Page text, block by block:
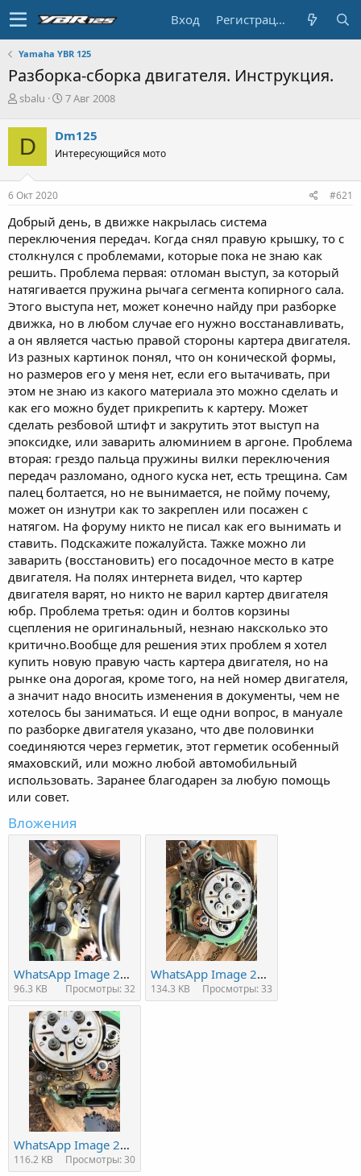
Вход Регистрация
Yamaha YBR 125
Разборка-сборка двигателя. Инструкция.
А
т
о
р
т
е
м
sbalu
Д
а
н
ч
а
7 Авг 2008
D Dm125
Интересующийся мото
6 Окт 2020 #621
Добрый день, в движке накрылась система
переключения передач. Когда снял правую крышку, то с
столкнулся с проблемами, которые пока не знаю как
решить. Проблема первая: отломан выступ, за который
натягивается пружина рычага сегмента копирного сала.
Этого выступа нет, может конечно найду при разборке
движка, но в любом случае его нужно восстанавливать,
а он является частью правой стороны картера двигателя.
Из разных картинок понял, что он конической формы,
но размеров его у меня нет, если его вытачивать, при
этом не знаю из какого материала это можно сделать и
как его можно будет прикрепить к картеру. Может
сделать резбовой штифт и закрутить этот выступ на
эпоксидке, или заварить алюминием в аргоне. Проблема
вторая: грездо пальца пружины вилки переключения
передач разломано, одного куска нет, есть трещина. Сам
палец болтается, но не вынимается, не пойму почему,
может он изнутри как то закреплен или посажен с
натягом. На форуму никто не писал как его вынимать и
ставить. Подскажите пожалуйста. Тажке можно ли
заварить (восстановить) его посадочное место в катре
двигателя. На полях интернета видел, что картер
двигателя варят, но никто не варил картер двигателя
юбр. Проблема третья: один и болтов корзины
сцепления не оригинальный, незнаю наксколько это
критично.Вообще для решения этих проблем я хотел
купить новую правую часть картера двигателя, но на
рынке она дорогая, кроме того, на ней номер двигателя,
а значит надо вносить изменения в документы, чем не
хотелось бы заниматься. И еще одни вопрос, в мануале
по разборке двигателя указано, что две половинки
соединяются через герметик, этот герметик особенный
ямаховский, или можно любой автомобильный
использовать. Заранее благодарен за любую помощь
или совет.
Вложения
WhatsApp Image 2020-10-06 at 22.59.27 (2).jpeg
96.3 KB Просмотры: 32
WhatsApp Image 2020-10-06 at 22.59.27 (1).jpeg
134.3 KB Просмотры: 33
WhatsApp Image 2020-10-06 at 22.59.27.jpeg
116.2 KB Просмотры: 30